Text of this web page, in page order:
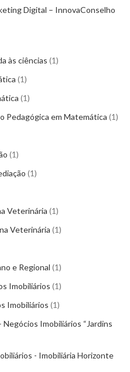
Digital – InnovaConselho
às ciências 1
1
1
Pedagógica em Matemática 1
1
1
Veterinária 1
Veterinária 1
e Regional 1
Imobiliários 1
Imobiliários 1
Imobiliários “Jardins
- Imobiliária Horizonte